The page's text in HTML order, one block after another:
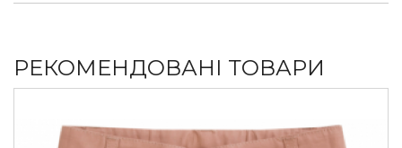
РЕКОМЕНДОВАНІ ТОВАРИ